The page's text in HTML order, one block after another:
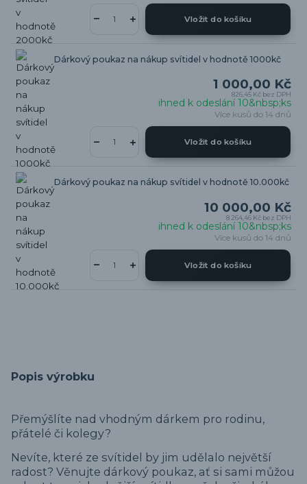
Vložit do košíku
Dárkový poukaz na nákup svítidel v hodnotě 1000kč
1 000,00 Kč
826,45 Kč bez DPH
ihned k odeslání 10&nbsp;ks
Více kusů do 14 dnů
Vložit do košíku
Dárkový poukaz na nákup svítidel v hodnotě 10.000kč
10 000,00 Kč
8 264,46 Kč bez DPH
ihned k odeslání 10&nbsp;ks
Více kusů do 14 dnů
Vložit do košíku
Popis výrobku
Přemýšlíte nad vhodným dárkem pro rodinu,
přátelé či kolegy?
Nevíte, které ze svítidel by jim udělalo největší
radost? Věnujte dárkový poukaz, ať si sami můžou